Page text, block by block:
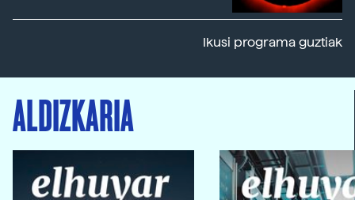
Ikusi programa guztiak
ALDIZKARIA